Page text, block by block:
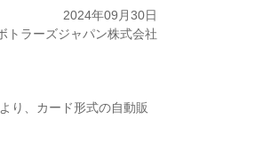
2024年09月30日
トラーズジャパン株式会社
り、カード形式の自動販